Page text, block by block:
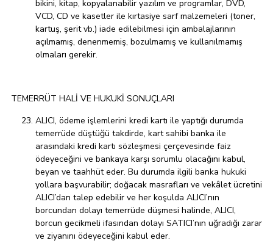
bikini, kitap, kopyalanabilir yazılım ve programlar, DVD,
VCD, CD ve kasetler ile kırtasiye sarf malzemeleri (toner,
kartuş, şerit vb.) iade edilebilmesi için ambalajlarının
açılmamış, denenmemiş, bozulmamış ve kullanılmamış
olmaları gerekir.
TEMERRÜT HALİ VE HUKUKİ SONUÇLARI
ALICI, ödeme işlemlerini kredi kartı ile yaptığı durumda
temerrüde düştüğü takdirde, kart sahibi banka ile
arasındaki kredi kartı sözleşmesi çerçevesinde faiz
ödeyeceğini ve bankaya karşı sorumlu olacağını kabul,
beyan ve taahhüt eder. Bu durumda ilgili banka hukuki
yollara başvurabilir; doğacak masrafları ve vekâlet ücretini
ALICI’dan talep edebilir ve her koşulda ALICI’nın
borcundan dolayı temerrüde düşmesi halinde, ALICI,
borcun gecikmeli ifasından dolayı SATICI’nın uğradığı zarar
ve ziyanını ödeyeceğini kabul eder.